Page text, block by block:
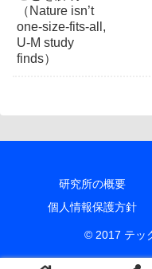
研究所の概要
個人情報保護方針
© 2017 テッ